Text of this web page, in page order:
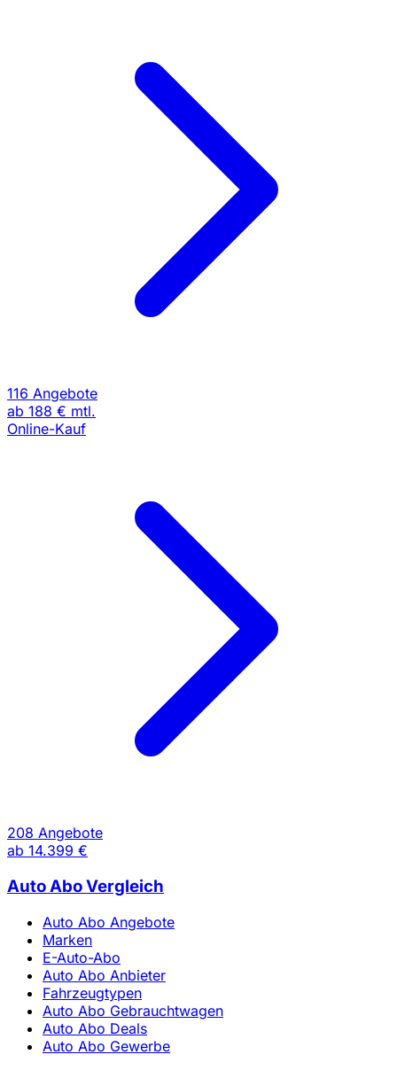
116 Angebote
ab 188 € mtl.
Online-Kauf
208 Angebote
ab 14.399 €
Auto Abo Vergleich
Auto Abo Angebote
Marken
E-Auto-Abo
Auto Abo Anbieter
Fahrzeugtypen
Auto Abo Gebrauchtwagen
Auto Abo Deals
Auto Abo Gewerbe